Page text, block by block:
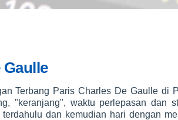
Terbang Paris Charles De Gaulle di
"keranjang", waktu perlepasan dan
dan kemudian hari dengan